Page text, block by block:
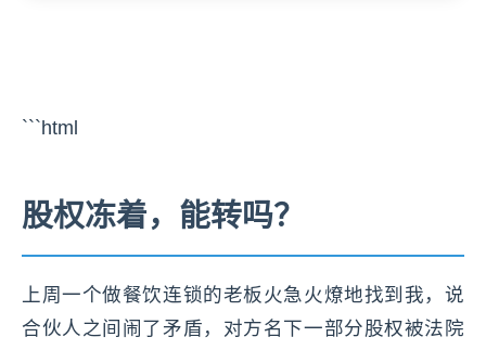
```html
股权冻着，能转吗？
上周一个做餐饮连锁的老板火急火燎地找到我，说
合伙人之间闹了矛盾，对方名下一部分股权被法院